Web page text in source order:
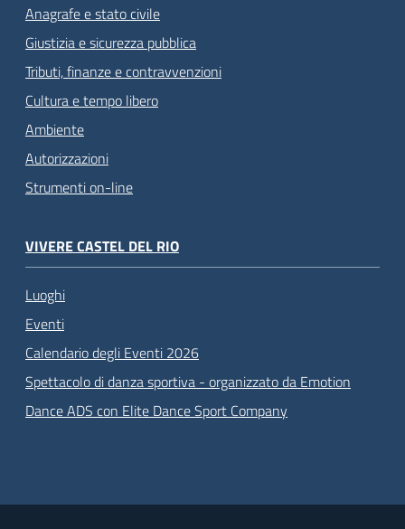
Anagrafe e stato civile
Giustizia e sicurezza pubblica
Tributi, finanze e contravvenzioni
Cultura e tempo libero
Ambiente
Autorizzazioni
Strumenti on-line
VIVERE CASTEL DEL RIO
Luoghi
Eventi
Calendario degli Eventi 2026
Spettacolo di danza sportiva - organizzato da Emotion
Dance ADS con Elite Dance Sport Company